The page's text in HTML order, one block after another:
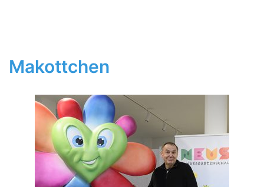
Makottchen